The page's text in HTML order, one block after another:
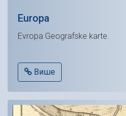
Europa
Evropa Geografske karte.
Више